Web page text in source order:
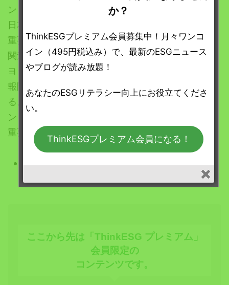
ンと主導的に関わることは、日本経済の脱炭素化、
日本の持続的な経済成長、雇用創出にとって極めて
重要であると考える。私たちは、特に最近の一部の
関連会社における排ガス不正表示問題を考慮し、ト
ヨタが私たちの提案に基づき、サステナビリティ情
報開示の強化と透明性の向上を図ることを推奨す
る。これは、トヨタの温室効果ガス削減コミットメ
ントと戦略に対する投資家の信頼を回復するために
重要なことである」。
アカデミカーペンションの最高投資責任者で
ここから先は「ThinkESG プレミアム」
会員限定の
コンテンツです。
か？
ThinkESGプレミアム会員募集中！月々ワンコ
イン（495円税込み）で、最新のESGニュース
やブログが読み放題！
あなたのESGリテラシー向上にお役立てくださ
い。
ThinkESGプレミアム会員になる！